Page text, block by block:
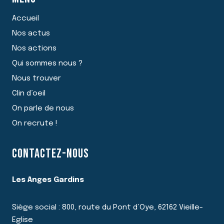
Accueil
Nos actus
Nos actions
Qui sommes nous ?
Nous trouver
Clin d’oeil
On parle de nous
On recrute !
CONTACTEZ-NOUS
Les Anges Gardins
Siège social : 800, route du Pont d’Oye, 62162 Vieille-
Eglise